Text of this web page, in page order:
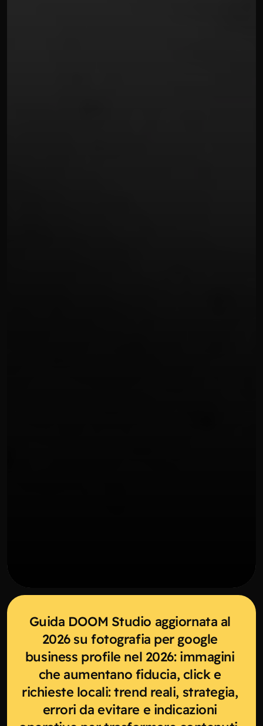
Guida DOOM Studio aggiornata al
2026 su fotografia per google
business profile nel 2026: immagini
che aumentano fiducia, click e
richieste locali: trend reali, strategia,
errori da evitare e indicazioni